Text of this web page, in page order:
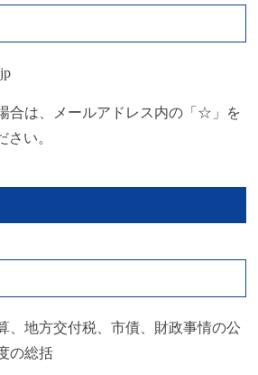
合は、メールアドレス内の「☆」を
さい。
、地方交付税、市債、財政事情の公
の総括